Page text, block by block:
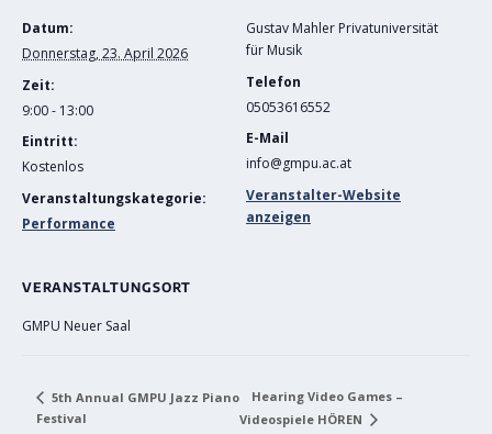
Datum:
Donnerstag, 23. April 2026
Zeit:
9:00 - 13:00
Eintritt:
Kostenlos
Veranstaltungskategorie:
Performance
Gustav Mahler Privatuniversität
für Musik
Telefon
05053616552
E-Mail
info@gmpu.ac.at
Veranstalter-Website
anzeigen
VERANSTALTUNGSORT
GMPU Neuer Saal
5th Annual GMPU Jazz Piano
Festival
Hearing Video Games –
Videospiele HÖREN